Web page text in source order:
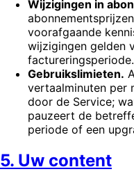
Wijzigingen in
voorafgaande
wijzigingen gelden
factureringsperiode.
Gebruikslimieten.
vertaalminuten per
door de Service;
pauzeert de
periode of een
5. Uw content